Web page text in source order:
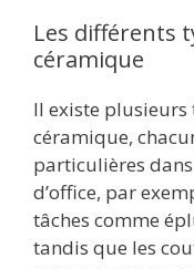
Les différents
céramique
Il existe plusieurs
céramique,
particulières
d’office, par
tâches comme
tandis que les